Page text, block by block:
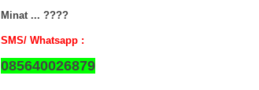
Minat ... ????
SMS/ Whatsapp :
085640026879